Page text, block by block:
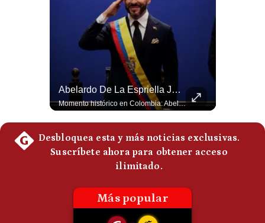
Abelardo De La Espriella Juramenta Como Nuevo Presidente | Gestión Mundo
Momento histórico en Colombia: Abelardo de la Espriella prestó juramento y recibió la banda presidencial en la Arena USC de Cali, convirtiéndose oficialmente en el nuevo Presidente de la República para el periodo 2026-2030. Por primera vez en la historia reciente del país, la investidura presidencial se celebró fuera de Bogotá. ¿Qué opinas del inicio de este nuevo mandato constitucional? #DeLaEspriella #Colombia #PosesionPresidencial #Cali #Shorts 👉 Suscríbete y activa la campana para no perderte nuestro análisis diario. 🌎 Síguenos en nuestras redes sociales: 📌 Web oficial: https://gestion.pe/mundo/ 📌 LinkedIn: http://bit.ly/3HYIET0 📌 X (Twitter): http://bit.ly/4noZtX9 📌 TikTok: http://bit.ly/4evB6TO